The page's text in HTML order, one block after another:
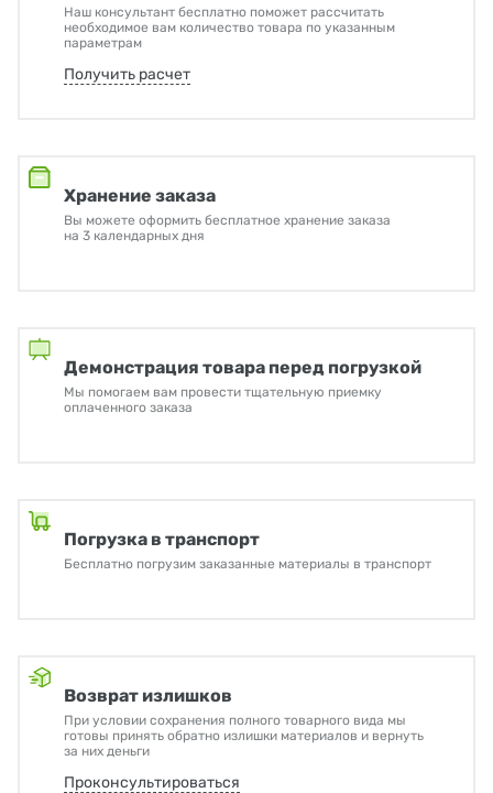
Наш консультант бесплатно поможет рассчитать
необходимое вам количество товара по указанным
параметрам
Получить расчет
Хранение заказа
Вы можете оформить бесплатное хранение заказа
на 3 календарных дня
Демонстрация товара перед погрузкой
Мы помогаем вам провести тщательную приемку
оплаченного заказа
Погрузка в транспорт
Бесплатно погрузим заказанные материалы в транспорт
Возврат излишков
При условии сохранения полного товарного вида мы
готовы принять обратно излишки материалов и вернуть
за них деньги
Проконсультироваться